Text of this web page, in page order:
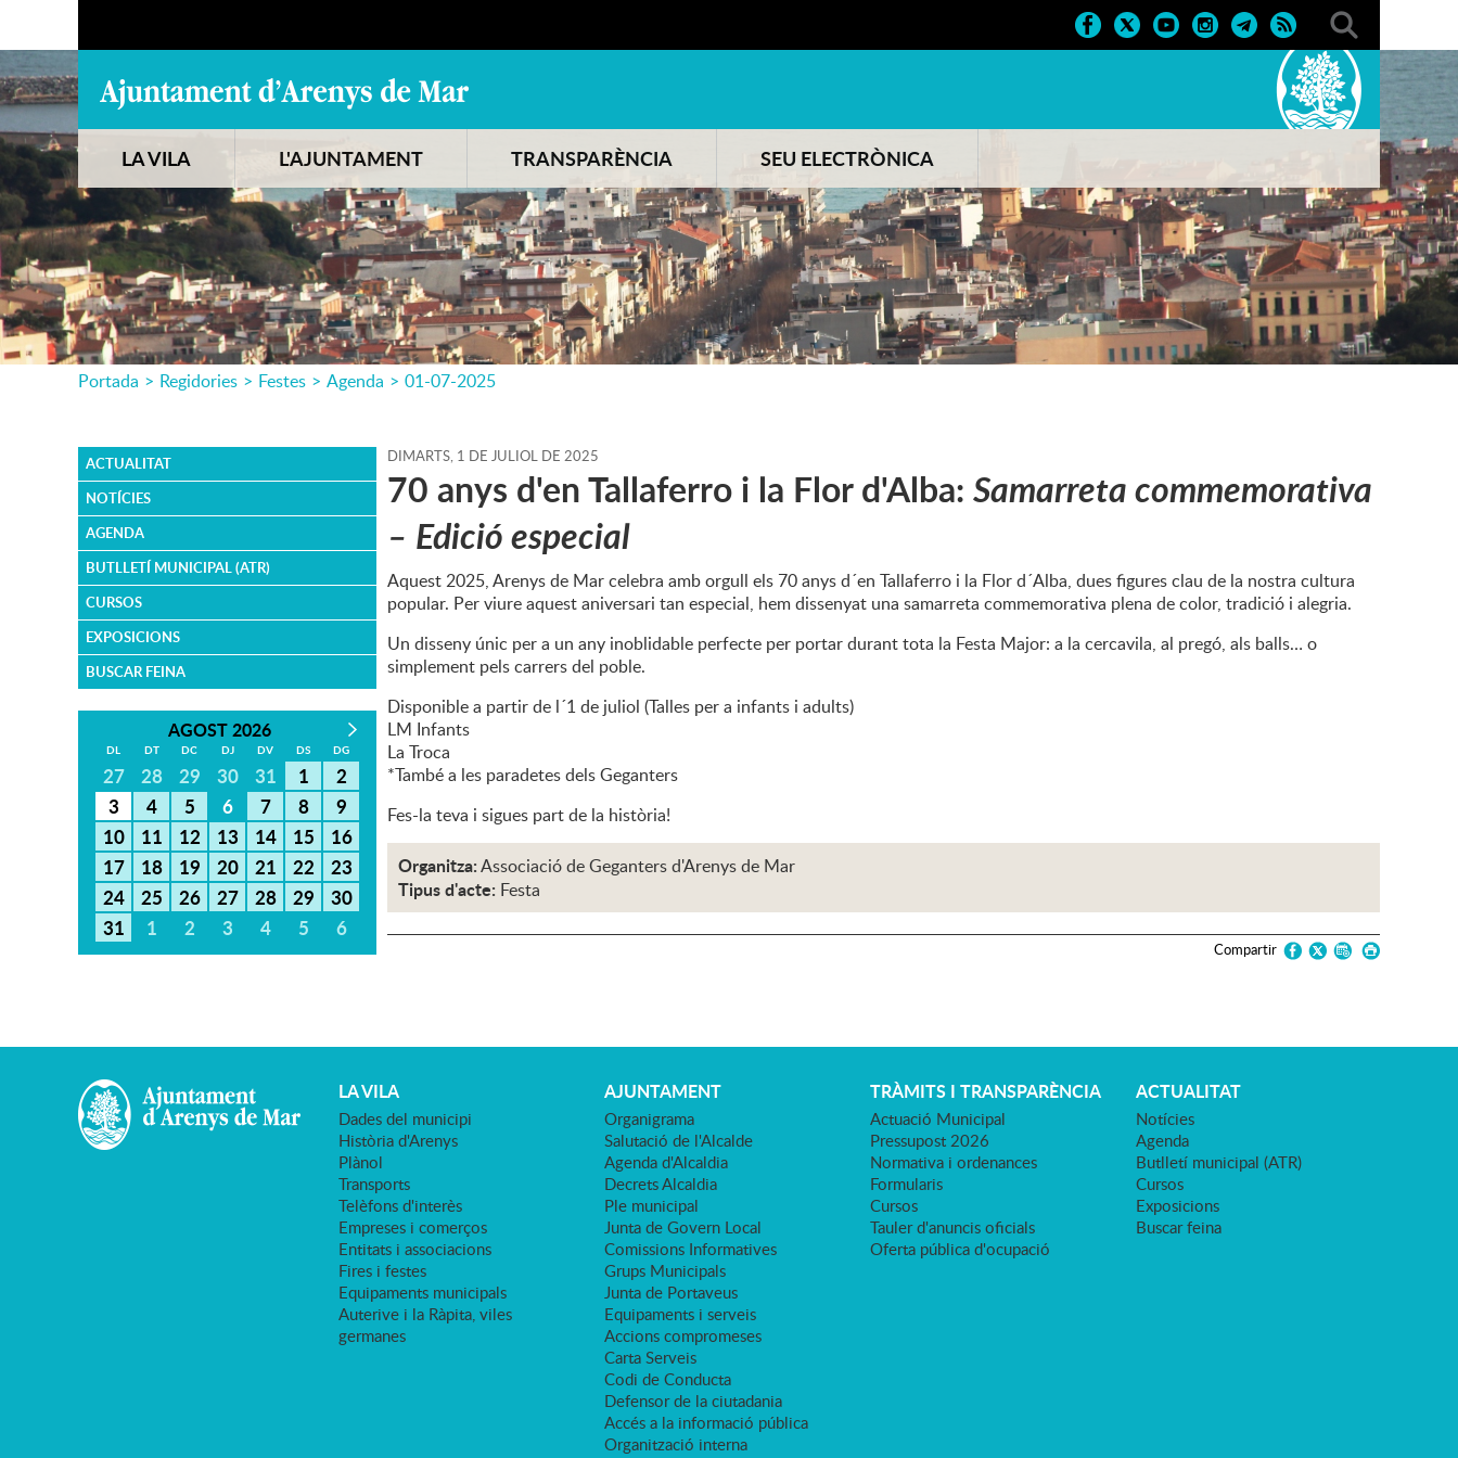
LA VILA L'AJUNTAMENT TRANSPARÈNCIA SEU ELECTRÒNICA
Portada > Regidories > Festes > Agenda > 01-07-2025
ACTUALITAT
NOTÍCIES
AGENDA
BUTLLETÍ MUNICIPAL (ATR)
CURSOS
EXPOSICIONS
BUSCAR FEINA
AGOST 2026
DL DT DC DJ DV DS DG
27 28 29 30 31 1
2
3
4 5 6 7 8
9
10
11 12 13 14 15
16
17
18 19 20 21 22
23
24
25 26 27 28 29
30
31
1 2 3 4 5 6
DIMARTS, 1 DE JULIOL DE 2025
70 anys d'en Tallaferro i la Flor d'Alba: Samarreta commemorativa
– Edició especial
Aquest 2025, Arenys de Mar celebra amb orgull els 70 anys d´en Tallaferro i la Flor d´Alba, dues figures clau de la nostra cultura
popular. Per viure aquest aniversari tan especial, hem dissenyat una samarreta commemorativa plena de color, tradició i alegria.
Un disseny únic per a un any inoblidable perfecte per portar durant tota la Festa Major: a la cercavila, al pregó, als balls… o
simplement pels carrers del poble.
Disponible a partir de l´1 de juliol (Talles per a infants i adults)
LM Infants
La Troca
*També a les paradetes dels Geganters
Fes-la teva i sigues part de la història!
Organitza:Associació de Geganters d'Arenys de Mar
Tipus d'acte: Festa
Compartir
LA VILA
Dades del municipi
Història d'Arenys
Plànol
Transports
Telèfons d'interès
Empreses i comerços
Entitats i associacions
Fires i festes
Equipaments municipals
Auterive i la Ràpita, viles
germanes
AJUNTAMENT
Organigrama
Salutació de l'Alcalde
Agenda d'Alcaldia
Decrets Alcaldia
Ple municipal
Junta de Govern Local
Comissions Informatives
Grups Municipals
Junta de Portaveus
Equipaments i serveis
Accions compromeses
Carta Serveis
Codi de Conducta
Defensor de la ciutadania
Accés a la informació pública
Organització interna
TRÀMITS I TRANSPARÈNCIA
Actuació Municipal
Pressupost 2026
Normativa i ordenances
Formularis
Cursos
Tauler d'anuncis oficials
Oferta pública d'ocupació
ACTUALITAT
Notícies
Agenda
Butlletí municipal (ATR)
Cursos
Exposicions
Buscar feina